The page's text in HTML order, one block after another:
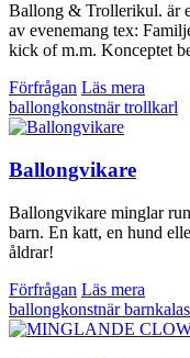
Ballong & Trollerikul. är
av evenemang tex:
kick of m.m. Konceptet
Förfrågan Läs mera
ballongkonstnärtrollkarl
Ballongvikare
Ballongvikare minglar
barn. En katt, en hund
åldrar!
Förfrågan Läs mera
ballongkonstnärbarnkalas